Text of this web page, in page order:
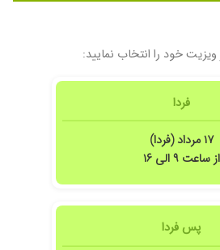
ویزیت خود را انتخاب نمایید:
فردا
۱۷ مرداد (فردا)
از ساعت ۹ الی ۱۶
پس فردا